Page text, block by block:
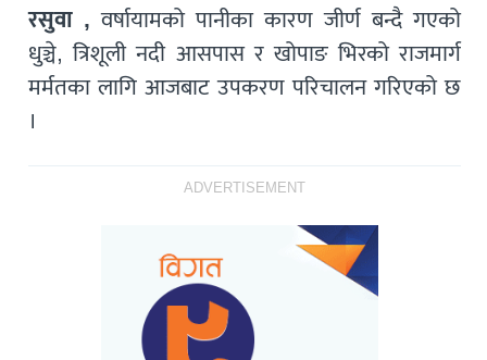
रसुवा , वर्षायामको पानीका कारण जीर्ण बन्दै गएको
धुञ्चे, त्रिशूली नदी आसपास र खोपाङ भिरको राजमार्ग
मर्मतका लागि आजबाट उपकरण परिचालन गरिएको छ
।
ADVERTISEMENT